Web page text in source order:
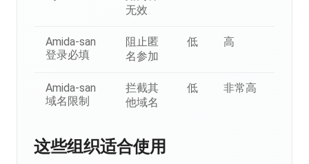
无效
Amida-san
登录必填
阻止匿
名参加
低 高
Amida-san
域名限制
拦截其
他域名
低 非常高
这些组织适合使用